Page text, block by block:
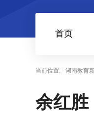
首页
当前位置: 湖南教育
余红胜